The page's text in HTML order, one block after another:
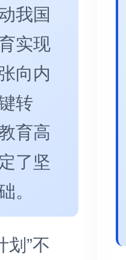
我国
实现
向内
转
育高
了坚
。
划”不